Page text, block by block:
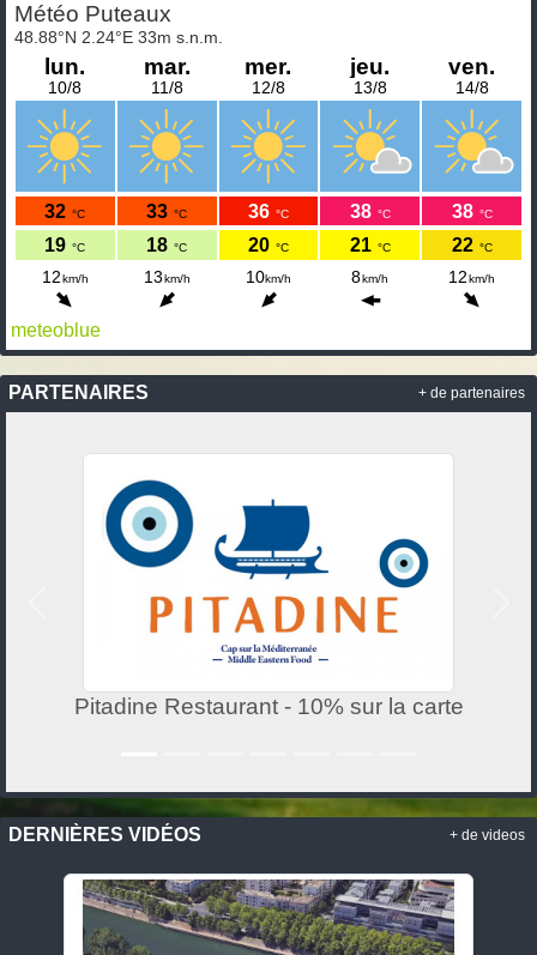
meteoblue
PARTENAIRES
Pitadine Restaurant - 10% sur la carte
+ de partenaires
DERNIÈRES VIDÉOS + de videos